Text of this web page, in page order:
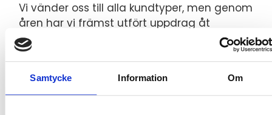
Samtycke Information Om
Vi vänder oss till alla kundtyper, men genom
åren har vi främst utfört uppdrag åt
företag, industrier och kommuner såsom
Gullspång och Kristinehamn, alltid med
Kontakta oss